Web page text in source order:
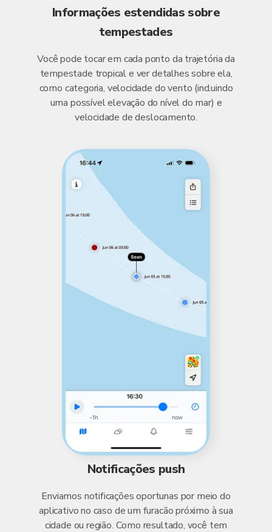
Informações estendidas sobre
tempestades
Você pode tocar em cada ponto da trajetória da
tempestade tropical e ver detalhes sobre ela,
como categoria, velocidade do vento (incluindo
uma possível elevação do nível do mar) e
velocidade de deslocamento.
Notificações push
Enviamos notificações oportunas por meio do
aplicativo no caso de um furacão próximo à sua
cidade ou região. Como resultado, você tem